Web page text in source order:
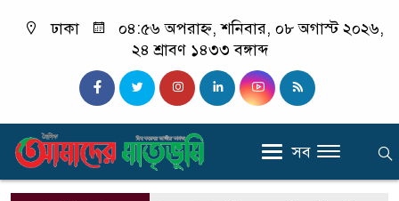
ঢাকা
০৪:৫৬ অপরাহ্ন, শনিবার, ০৮ অগাস্ট ২০২৬,
২৪ শ্রাবণ ১৪৩৩ বঙ্গাব্দ
সব